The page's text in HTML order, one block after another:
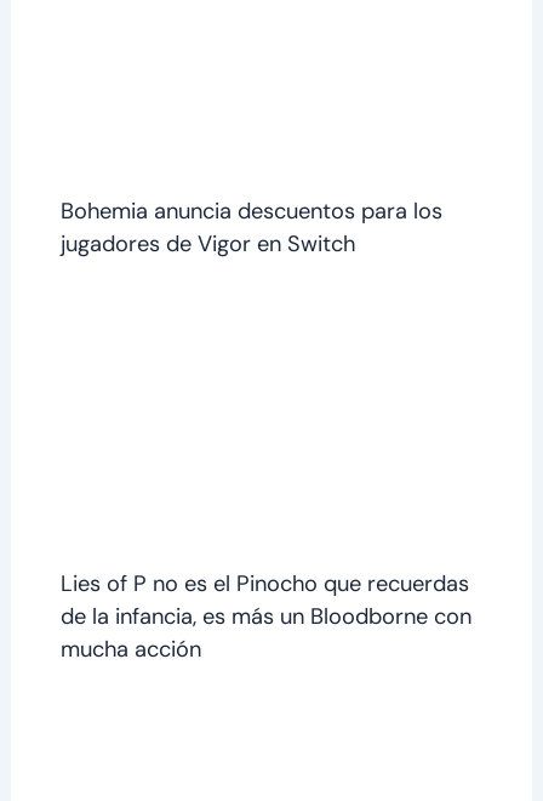
Bohemia anuncia descuentos para los
jugadores de Vigor en Switch
Lies of P no es el Pinocho que recuerdas
de la infancia, es más un Bloodborne con
mucha acción